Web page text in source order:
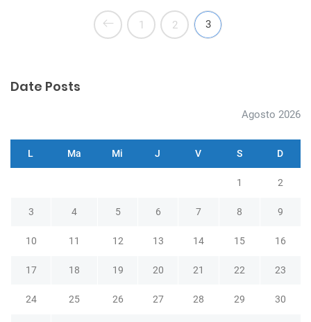
1 2 3
Date Posts
Agosto 2026
L Ma Mi J V S D
1 2
3 4 5 6 7 8 9
10 11 12 13 14 15 16
17 18 19 20 21 22 23
24 25 26 27 28 29 30